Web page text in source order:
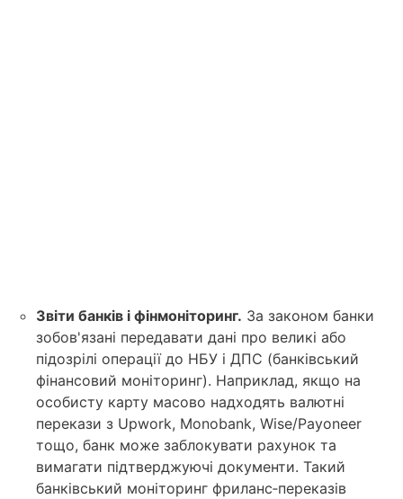
Звіти банків і фінмоніторинг. За законом банки
зобов'язані передавати дані про великі або
підозрілі операції до НБУ і ДПС (банківський
фінансовий моніторинг). Наприклад, якщо на
особисту карту масово надходять валютні
перекази з Upwork, Monobank, Wise/Payoneer
тощо, банк може заблокувати рахунок та
вимагати підтверджуючі документи. Такий
банківський моніторинг фриланс‑переказів